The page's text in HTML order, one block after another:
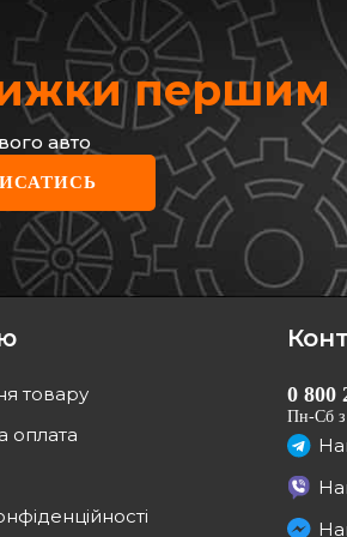
Диск гальмівний (передній)
Renault Kangoo 08- (280x24)
Код: 16-15 521 0042
1 866 грн
1 680 грн
першим
авто
0 800
Пн-Сб з
товару
оплата